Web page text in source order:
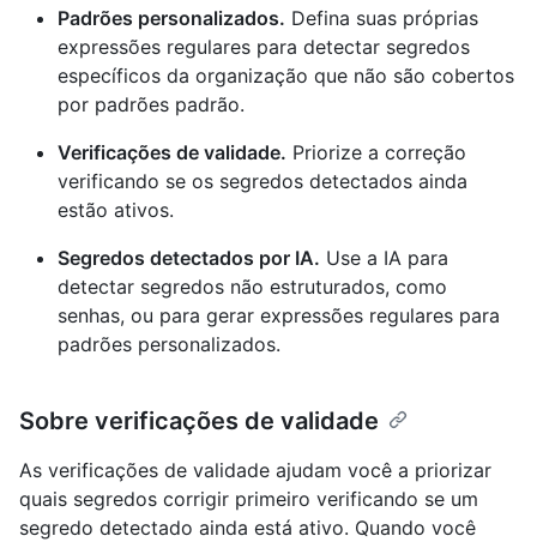
Padrões personalizados. Defina suas próprias
expressões regulares para detectar segredos
específicos da organização que não são cobertos
por padrões padrão.
Verificações de validade. Priorize a correção
verificando se os segredos detectados ainda
estão ativos.
Segredos detectados por IA. Use a IA para
detectar segredos não estruturados, como
senhas, ou para gerar expressões regulares para
padrões personalizados.
Sobre verificações de validade
As verificações de validade ajudam você a priorizar
quais segredos corrigir primeiro verificando se um
segredo detectado ainda está ativo. Quando você